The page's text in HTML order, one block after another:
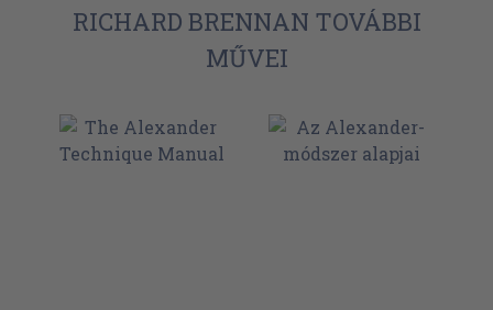
RICHARD BRENNAN TOVÁBBI
MŰVEI